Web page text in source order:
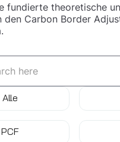
fundierte theoretische
den Carbon Border
Alle
PCF